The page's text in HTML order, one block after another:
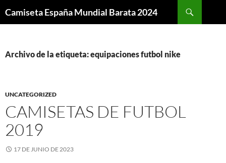
Camiseta España Mundial Barata 2024
Archivo de la etiqueta: equipaciones futbol nike
UNCATEGORIZED
CAMISETAS DE FUTBOL
2019
17 DE JUNIO DE 2023